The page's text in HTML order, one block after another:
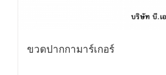
ขวดปากกามาร์เกอร์